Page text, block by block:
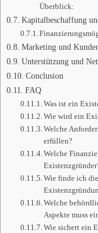
Überblick:
Kapitalbeschaffung
Marketing und
Unterstützung und
Conclusion
FAQ
Was ist ein
Wie wird ein
Welche
erfüllen?
Welche
Wie finde ich
Welche
Aspekte muss
Wie sichert ein